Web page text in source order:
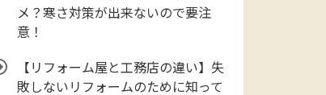
メ？寒さ対策が出来ないので要注
意！
【リフォーム屋と工務店の違い】失
敗しないリフォームのために知って